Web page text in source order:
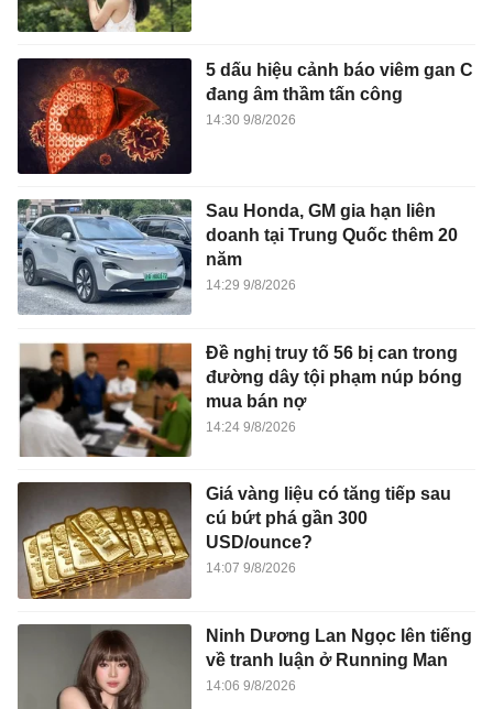
5 dấu hiệu cảnh báo viêm gan C
đang âm thầm tấn công
14:30 9/8/2026
Sau Honda, GM gia hạn liên
doanh tại Trung Quốc thêm 20
năm
14:29 9/8/2026
Đề nghị truy tố 56 bị can trong
đường dây tội phạm núp bóng
mua bán nợ
14:24 9/8/2026
Giá vàng liệu có tăng tiếp sau
cú bứt phá gần 300
USD/ounce?
14:07 9/8/2026
Ninh Dương Lan Ngọc lên tiếng
về tranh luận ở Running Man
14:06 9/8/2026